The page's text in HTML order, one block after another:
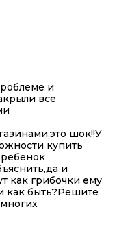
и
все
шок!!У
купить
и
как грибочки ему
как быть?Решите